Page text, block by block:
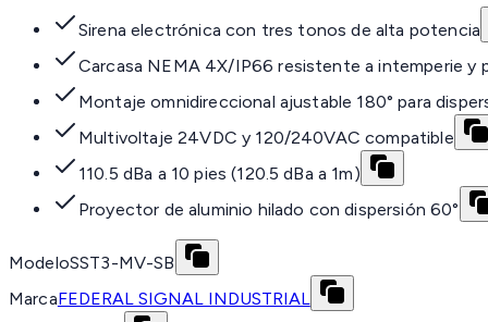
Sirena electrónica con tres tonos de alta potencia
Carcasa NEMA 4X/IP66 resistente a intemperie y
Montaje omnidireccional ajustable 180° para
Multivoltaje 24VDC y 120/240VAC compatible
110.5 dBa a 10 pies (120.5 dBa a 1m)
Proyector de aluminio hilado con dispersión 60°
ModeloSST3-MV-SB
MarcaFEDERAL SIGNAL INDUSTRIAL